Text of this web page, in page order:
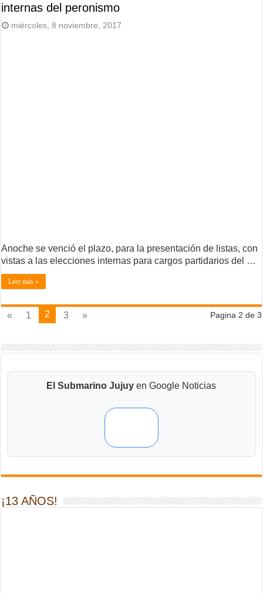
internas del peronismo
miércoles, 8 noviembre, 2017
Anoche se venció el plazo, para la presentación de listas, con
vistas a las elecciones internas para cargos partidarios del …
Leer más »
Pagina 2 de 3
« 1 2 3 »
El Submarino Jujuy en Google Noticias
¡13 AÑOS!